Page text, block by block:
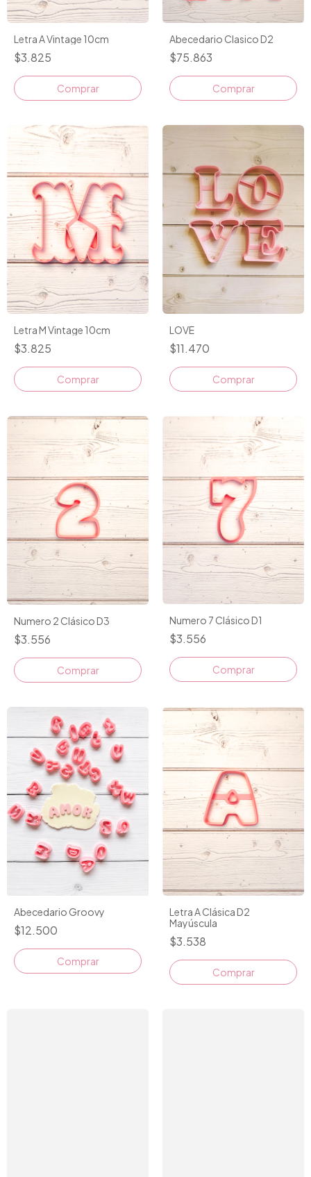
Letra A Vintage 10cm
$3.825
Abecedario Clasico D2
$75.863
Comprar
Letra M Vintage 10cm
$3.825
LOVE
$11.470
Numero 2 Clásico D3
$3.556
Comprar
Numero 7 Clásico D1
$3.556
Comprar
Abecedario Groovy
$12.500
Letra A Clásica D2
Mayúscula
$3.538
Comprar